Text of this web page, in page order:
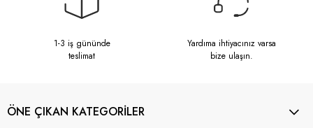
1-3 iş gününde
teslimat
Yardıma ihtiyacınız varsa
bize ulaşın.
ÖNE ÇIKAN KATEGORİLER